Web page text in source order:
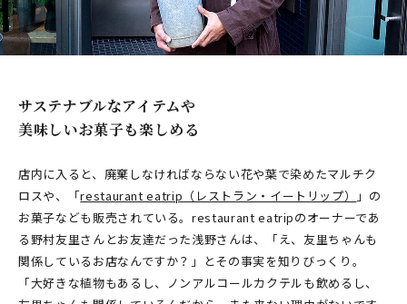
サステナブルなアイテムや
美味しいお菓子も楽しめる
店内に入ると、廃棄しなければならない花や葉で染めたマルチク
ロスや、「restaurant eatrip（レストラン・イートリップ）
」の
お菓子なども販売されている。restaurant eatripのオーナーであ
る野村友里さんとお友達だった浅野さんは、「え、友里ちゃんも
関係しているお店なんですか？」とその事実を知りびっくり。
「大好きな植物もあるし、ノンアルコールカクテルも飲めるし、